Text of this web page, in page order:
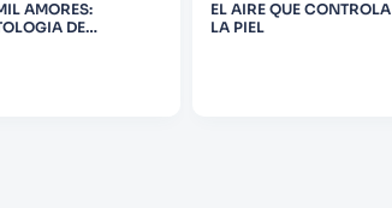
AMORES:
DE
EL AIRE QUE CONTROLA
LA PIEL